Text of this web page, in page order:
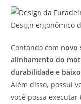
Design ergonômico
Contando com novo
alinhamento do
durabilidade e
Além disso, possui
você possa